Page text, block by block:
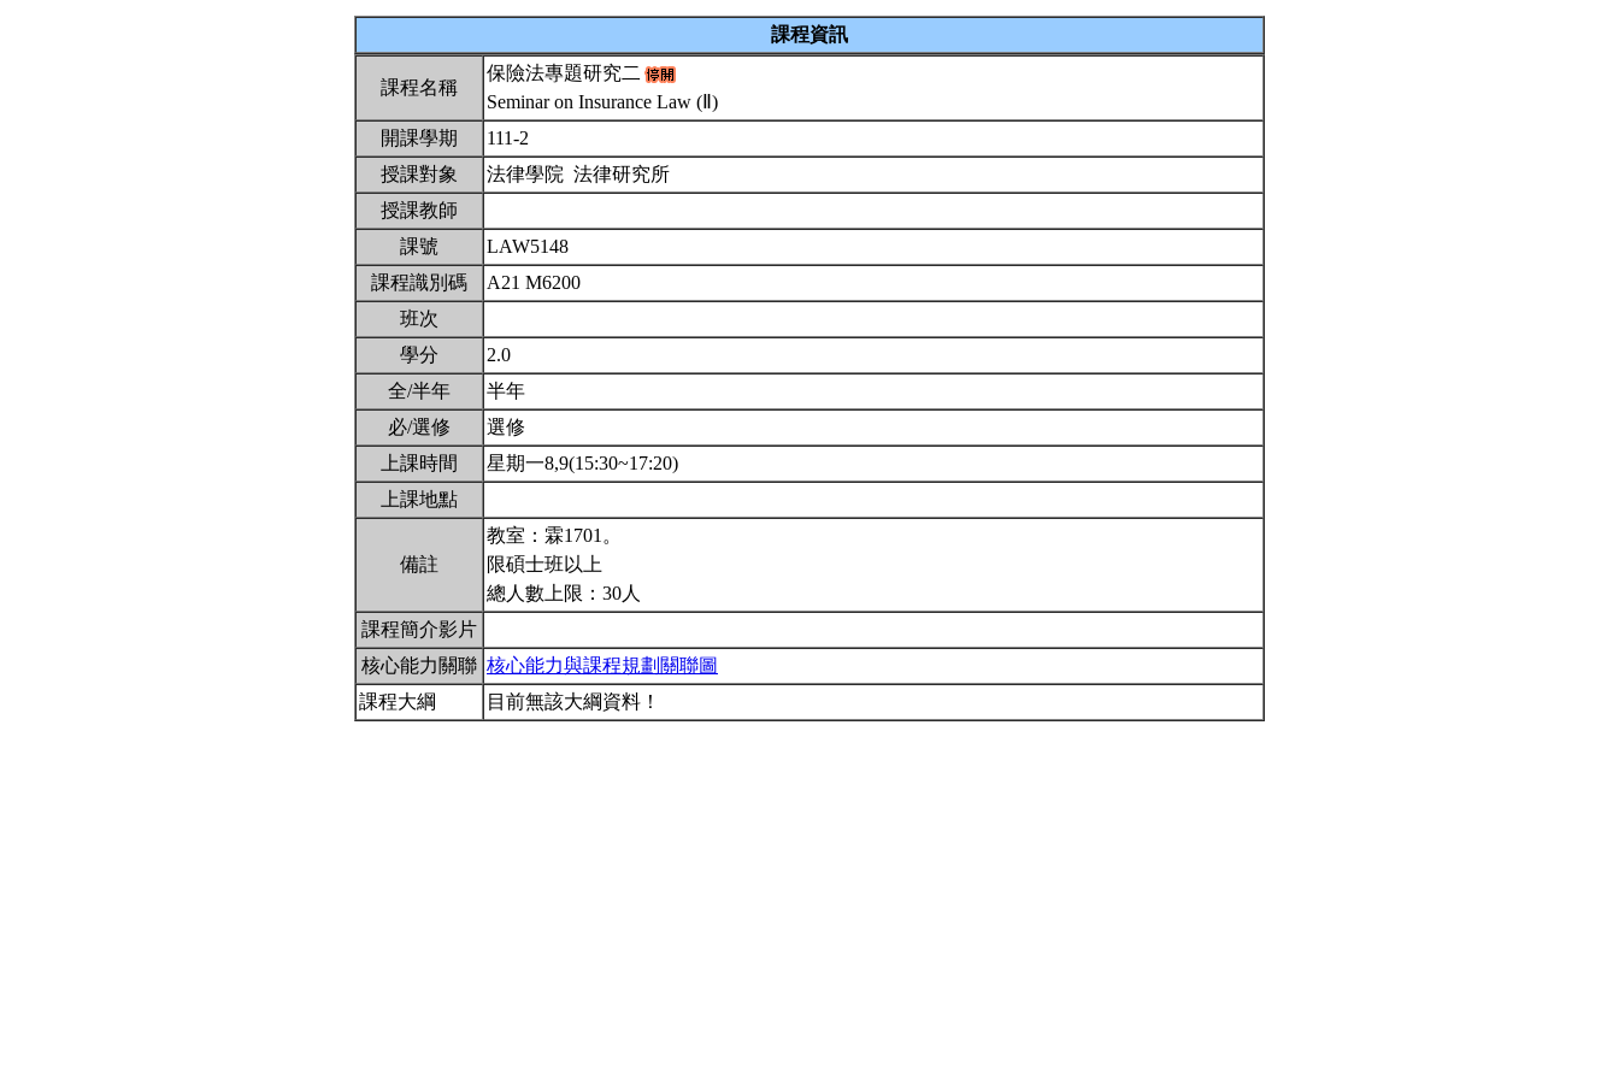
課程資訊
課程名稱
保險法專題研究二
Seminar on Insurance Law (Ⅱ)
開課學期
111-2
授課對象
法律學院 法律研究所
授課教師
課號
LAW5148
課程識別碼
A21 M6200
班次
學分
2.0
全/半年
半年
必/選修
選修
上課時間
星期一8,9(15:30~17:20)
上課地點
備註
教室：霖1701。
限碩士班以上
總人數上限：30人
課程簡介影片
核心能力關聯 核心能力與課程規劃關聯圖
課程大綱
目前無該大綱資料！